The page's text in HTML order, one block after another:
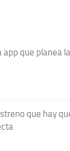
app que planea
que hay